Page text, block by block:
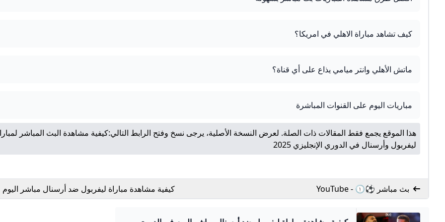
كيف تشاهد مباراة الاهلي في امريكا؟
ماتش الأهلي وانتر ميامي يذاع على أي قناة؟
مباريات اليوم على القنوات المباشرة
هذا الموقع يجمع فقط المقالات ذات الصلة. لعرض النسخة الأصلية، يرجى نسخ وفتح الرابط التالي:كيفية مشاهدة البث المباشر
ليفربول وأرسنال في الدوري الإنجليزي 2025
بث مباشر ⚽🕦 - YouTube
كيفية مشاهدة مباراة ليفربول ضد أرسنال مباشر
الدوري الإنجليزي؟ - 365Scores